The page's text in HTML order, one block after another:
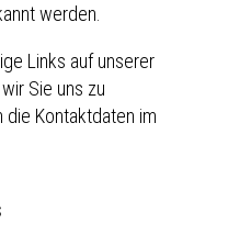
werden.
Links auf unserer
Sie uns zu
die Kontaktdaten im